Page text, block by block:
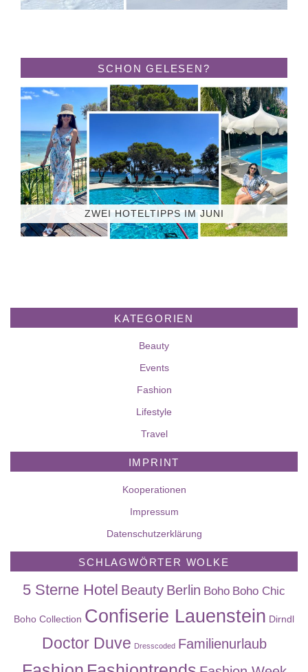
SCHON GELESEN?
ZWEI HOTELTIPPS IM JUNI
KATEGORIEN
Beauty
Events
Fashion
Lifestyle
Travel
IMPRINT
Kooperationen
Impressum
Datenschutzerklärung
SCHLAGWÖRTER WOLKE
5 Sterne Hotel Beauty Berlin Boho Boho Chic
Boho Collection Confiserie Lauenstein Dirndl
Doctor Duve Dresscoded Familienurlaub